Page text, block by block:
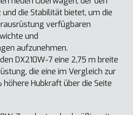
die Stabilität bietet, um die
verfügbaren
und
aufzunehmen.
DX210W-7 eine 2,75 m breite
die eine im Vergleich zur
Hubkraft über die Seite